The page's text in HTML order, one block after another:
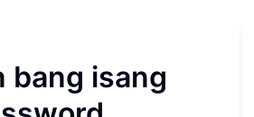
bang isang